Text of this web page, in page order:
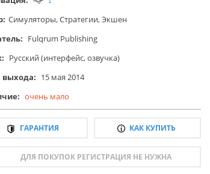
Симуляторы,Стратегии,Экшен
Fulqrum Publishing
Русский (интерфейс, озвучка)
выхода: 15 мая 2014
очень мало
ГАРАНТИЯ КАК КУПИТЬ
ДЛЯ ПОКУПОК РЕГИСТРАЦИЯ НЕ НУЖНА